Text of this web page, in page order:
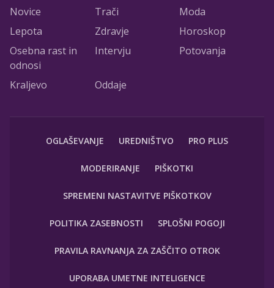
Novice Trači
Moda
Lepota
Zdravje
Horoskop
Osebna rast in
odnosi
Intervju Potovanja
Kraljevo Oddaje
OGLAŠEVANJE UREDNIŠTVO PRO PLUS
MODERIRANJE PIŠKOTKI
SPREMENI NASTAVITVE PIŠKOTKOV
POLITIKA ZASEBNOSTI SPLOŠNI POGOJI
PRAVILA RAVNANJA ZA ZAŠČITO OTROK
UPORABA UMETNE INTELIGENCE